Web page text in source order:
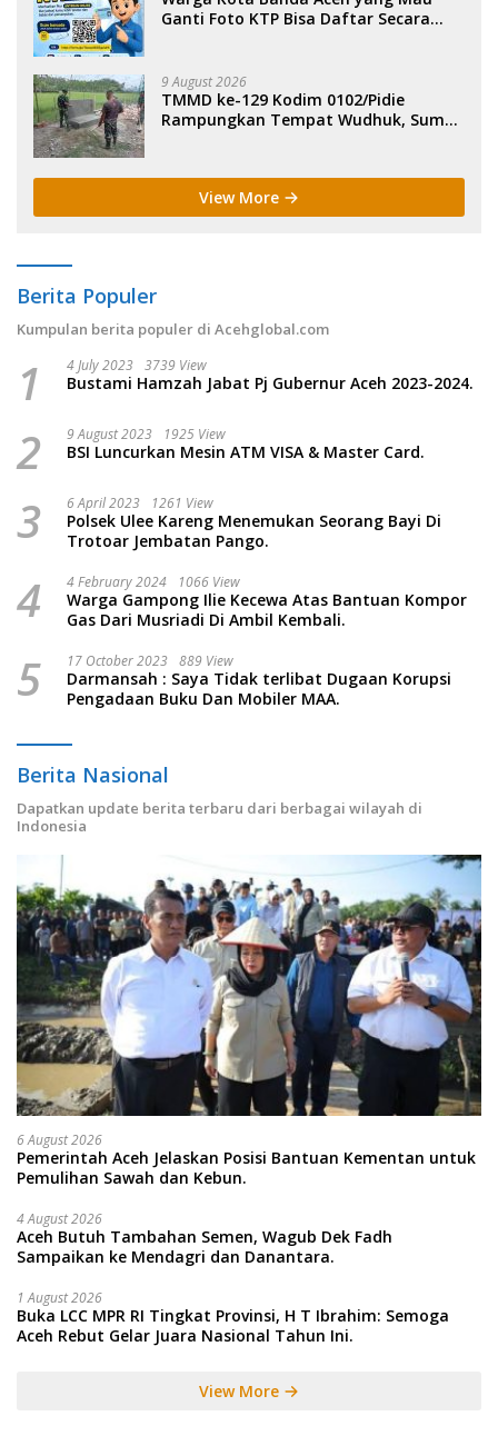
Ganti Foto KTP Bisa Daftar Secara
9 August 2026
TMMD ke-129 Kodim 0102/Pidie
Rampungkan Tempat Wudhuk, Sumur
View More
Berita Populer
Kumpulan berita populer di Acehglobal.com
1 4 July 2023 3739 View
Bustami Hamzah Jabat Pj Gubernur Aceh 2023-2024.
2 9 August 2023 1925 View
BSI Luncurkan Mesin ATM VISA & Master Card.
3 6 April 2023 1261 View
Polsek Ulee Kareng Menemukan Seorang Bayi Di
Trotoar Jembatan Pango.
4 4 February 2024 1066 View
Warga Gampong Ilie Kecewa Atas Bantuan Kompor
Gas Dari Musriadi Di Ambil Kembali.
5 17 October 2023 889 View
Darmansah : Saya Tidak terlibat Dugaan Korupsi
Pengadaan Buku Dan Mobiler MAA.
Berita Nasional
Dapatkan update berita terbaru dari berbagai wilayah di
Indonesia
6 August 2026
Pemerintah Aceh Jelaskan Posisi Bantuan Kementan untuk
Pemulihan Sawah dan Kebun.
4 August 2026
Aceh Butuh Tambahan Semen, Wagub Dek Fadh
Sampaikan ke Mendagri dan Danantara.
1 August 2026
Buka LCC MPR RI Tingkat Provinsi, H T Ibrahim: Semoga
Aceh Rebut Gelar Juara Nasional Tahun Ini.
View More